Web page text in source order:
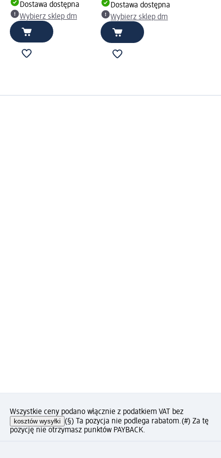
Dostawa dostępna
Wybierz sklep dm
Dostawa dostępna
Wybierz sklep dm
Wszystkie ceny podano włącznie z podatkiem VAT bez
kosztów wysyłki (§) Ta pozycja nie podlega rabatom.(#) Za tę
pozycję nie otrzymasz punktów PAYBACK.